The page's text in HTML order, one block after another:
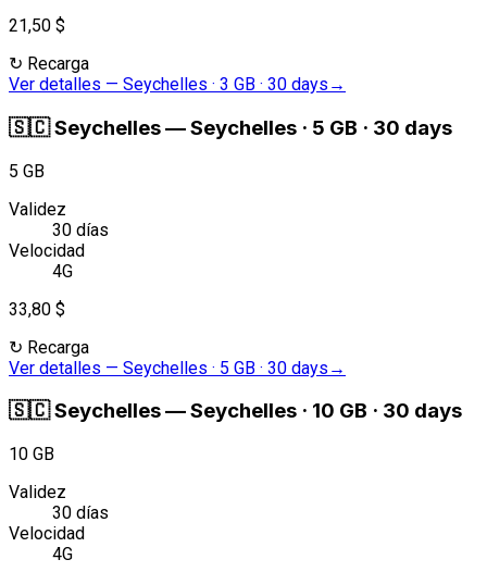
21,50 $
↻ Recarga
Ver detalles — Seychelles · 3 GB · 30 days →
🇸🇨Seychelles—Seychelles · 5 GB · 30 days
5 GB
Validez
30 días
Velocidad
4G
33,80 $
↻ Recarga
Ver detalles — Seychelles · 5 GB · 30 days →
🇸🇨Seychelles—Seychelles · 10 GB · 30 days
10 GB
Validez
30 días
Velocidad
4G